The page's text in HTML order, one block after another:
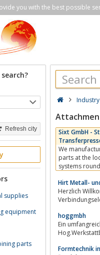
you with the best possible
Refresh city
supplies
equipment
parts
Sixt GmbH -
We manufacture tools as
parts at the
systems
Hirt Metall-
Herzlich
hoggmbh
Ein
Formtechnik